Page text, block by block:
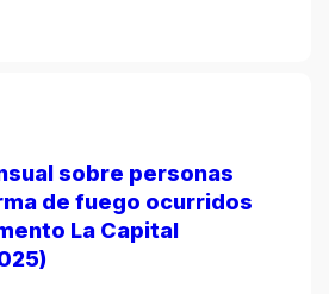
sobre personas
de fuego ocurridos
La Capital